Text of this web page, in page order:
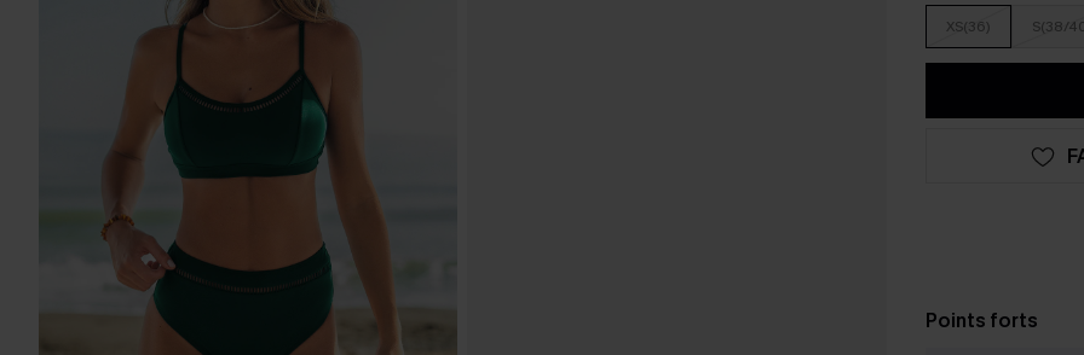
XS(36) S(38/
Points forts